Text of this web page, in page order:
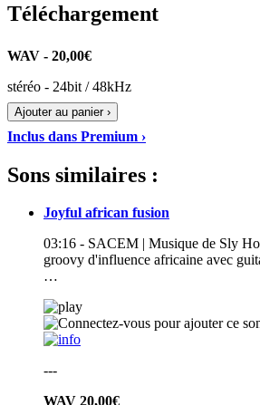
Téléchargement
WAV - 20,00€
stéréo - 24bit / 48kHz
Ajouter au panier ›
Inclus dans Premium ›
Sons similaires :
Joyful african fusion
03:16 - SACEM | Musique de Sly
groovy d'influence africaine avec
…
---
WAV 20,00€